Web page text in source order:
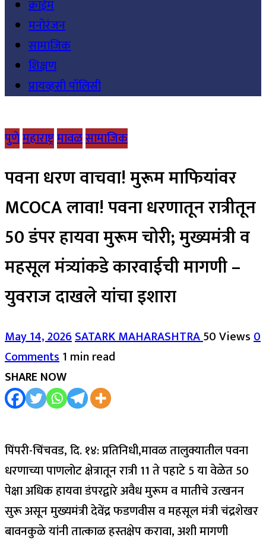
क्राईम
मनोरंजन
सामाजिक
शिक्षण
प्रायव्हसी पॉलिसी
पुणेमहाराष्ट्रमावळसामाजिक
पवना धरण वाचवा! मुरूम माफियांवर
MCOCA लावा! पवना धरणातून रात्रीतून
50 डंपर हायवा मुरूम चोरी; मुख्यमंत्री व
महसूल मंत्र्यांकडे कारवाईची मागणी –
युवराज दाखले यांचा इशारा
May 14, 2026SATARK MAHARASHTRA50 Views0
Comments1 min read
SHARE NOW
पिंपरी-चिंचवड, दि. १४: प्रतिनिधी,मावळ तालुक्यातील पवना
धरणाच्या पाणलोट क्षेत्रातून रात्री 11 ते पहाटे 5 या वेळेत 50
पेक्षा अधिक हायवा डंपरद्वारे अवैध मुरूम व मातीचे उत्खनन
सुरू असून मुख्यमंत्री देवेंद्र फडणवीस व महसूल मंत्री चंद्रशेखर
बावनकुळे यांनी तात्काळ हस्तक्षेप करावा, अशी मागणी